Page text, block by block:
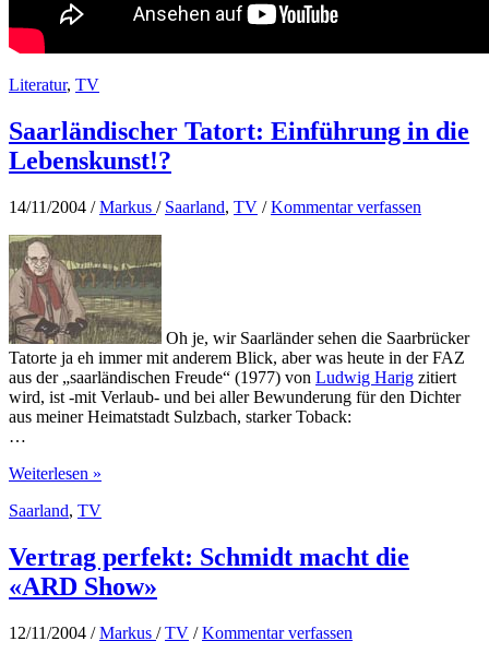
Literatur, TV
Saarländischer Tatort: Einführung in die
Lebenskunst!?
14/11/2004 /Markus / Saarland, TV /Kommentar verfassen
Oh je, wir Saarländer sehen die Saarbrücker
Tatorte ja eh immer mit anderem Blick, aber was heute in der FAZ
aus der „saarländischen Freude“ (1977) von Ludwig Harig zitiert
wird, ist -mit Verlaub- und bei aller Bewunderung für den Dichter
aus meiner Heimatstadt Sulzbach, starker Toback:
…
Saarländischer
Einführung
die
Lebenskunst!?
Weiterlesen »
Saarland, TV
Vertrag perfekt: Schmidt macht die
«ARD Show»
12/11/2004 /Markus /TV /Kommentar verfassen